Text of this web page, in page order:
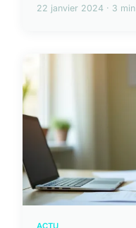
22 janvier 2024 · 3 min
ACTU